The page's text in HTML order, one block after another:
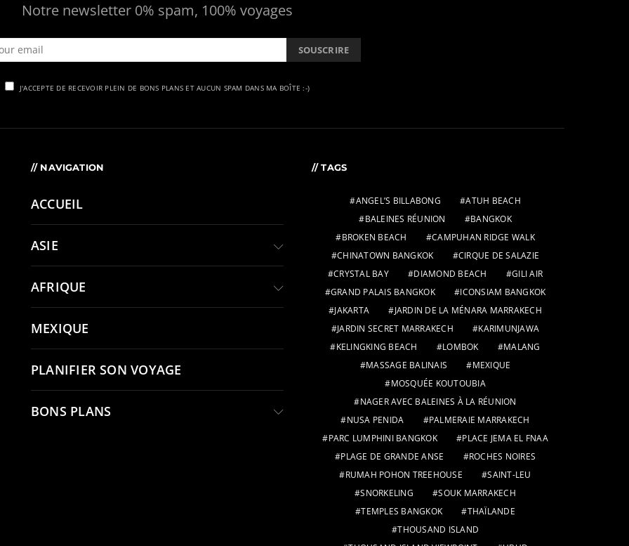
Notre newsletter 0% spam, 100% voyages
SOUSCRIRE
J'ACCEPTE DE RECEVOIR PLEIN DE BONS PLANS ET AUCUN SPAM DANS MA BOÎTE :-)
// NAVIGATION
ACCUEIL
ASIE
AFRIQUE
MEXIQUE
PLANIFIER SON VOYAGE
BONS PLANS
// TAGS
ANGEL’S BILLABONG
ATUH BEACH
BALEINES RÉUNION
BANGKOK
BROKEN BEACH
CAMPUHAN RIDGE WALK
CHINATOWN BANGKOK
CIRQUE DE SALAZIE
CRYSTAL BAY
DIAMOND BEACH
GILI AIR
GRAND PALAIS BANGKOK
ICONSIAM BANGKOK
JAKARTA
JARDIN DE LA MÉNARA MARRAKECH
JARDIN SECRET MARRAKECH
KARIMUNJAWA
KELINGKING BEACH
LOMBOK
MALANG
MASSAGE BALINAIS
MEXIQUE
MOSQUÉE KOUTOUBIA
NAGER AVEC BALEINES À LA RÉUNION
NUSA PENIDA
PALMERAIE MARRAKECH
PARC LUMPHINI BANGKOK
PLACE JEMA EL FNAA
PLAGE DE GRANDE ANSE
ROCHES NOIRES
RUMAH POHON TREEHOUSE
SAINT-LEU
SNORKELING
SOUK MARRAKECH
TEMPLES BANGKOK
THAÏLANDE
THOUSAND ISLAND